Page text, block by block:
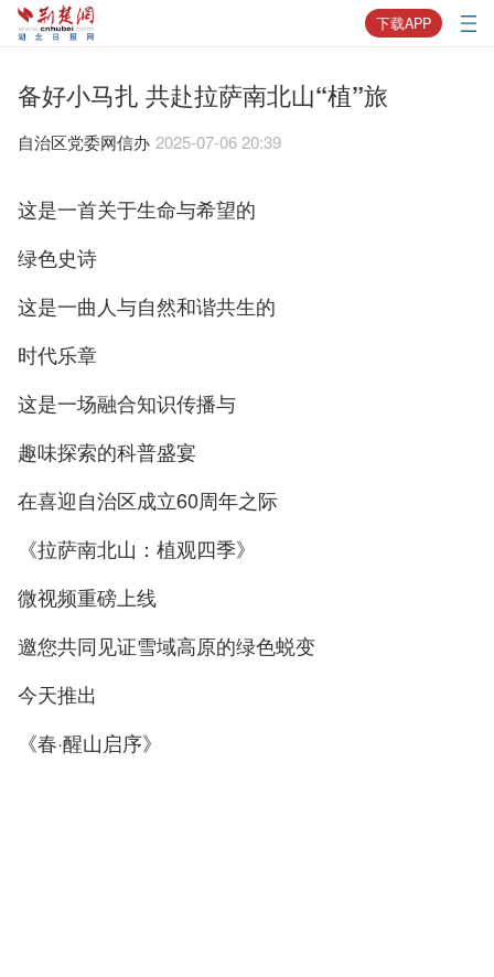
下载APP
备好小马扎 共赴拉萨南北山“植”旅
自治区党委网信办 2025-07-06 20:39
这是一首关于生命与希望的
绿色史诗
这是一曲人与自然和谐共生的
时代乐章
这是一场融合知识传播与
趣味探索的科普盛宴
在喜迎自治区成立60周年之际
《拉萨南北山：植观四季》
微视频重磅上线
邀您共同见证雪域高原的绿色蜕变
今天推出
《春·醒山启序》